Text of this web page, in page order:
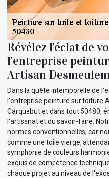
Révélez l'éclat de
l'entreprise
Artisan
Dans la quête intemporelle de
l'entreprise peinture sur toiture
Carquebut et dans tout 50480,
l'artisanat et du savoir-faire.
normes conventionnelles, car
comme une toile vierge,
symphonie de couleurs
exquis de compétence
chaque projet au niveau de